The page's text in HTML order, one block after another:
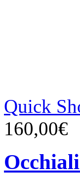
Quick
160,00€